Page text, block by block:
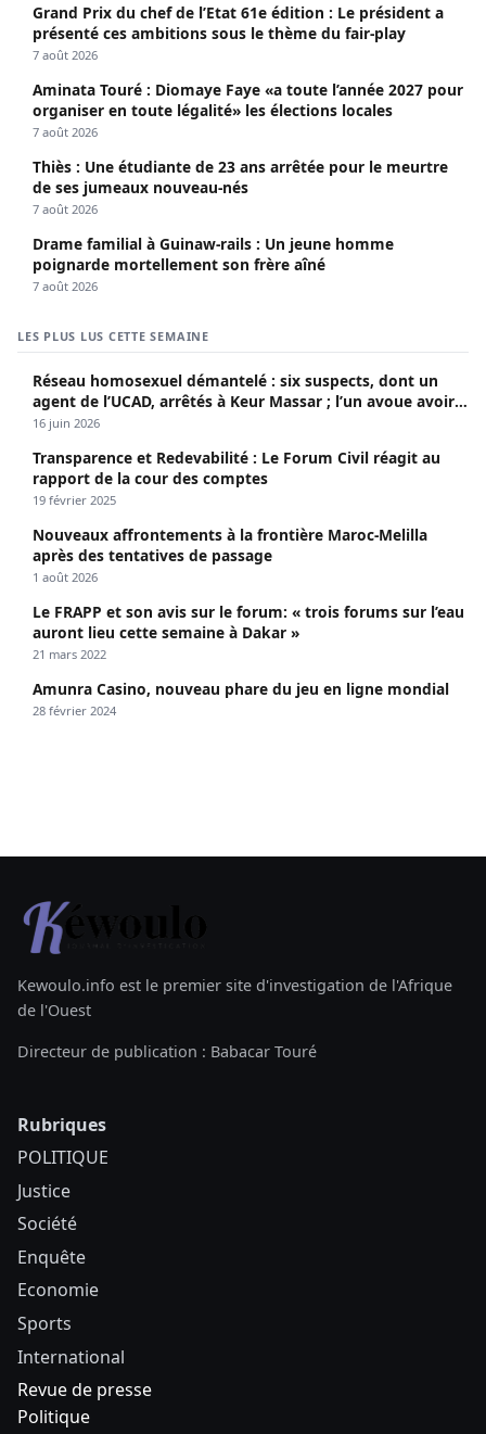
Grand Prix du chef de l’Etat 61e édition : Le président a
présenté ces ambitions sous le thème du fair-play
7 août 2026
Aminata Touré : Diomaye Faye «a toute l’année 2027 pour
organiser en toute légalité» les élections locales
7 août 2026
Thiès : Une étudiante de 23 ans arrêtée pour le meurtre
de ses jumeaux nouveau-nés
7 août 2026
Drame familial à Guinaw-rails : Un jeune homme
poignarde mortellement son frère aîné
7 août 2026
LES PLUS LUS CETTE SEMAINE
Réseau homosexuel démantelé : six suspects, dont un
agent de l’UCAD, arrêtés à Keur Massar ; l’un avoue avoir
propagé le VIH depuis 2018
16 juin 2026
Transparence et Redevabilité : Le Forum Civil réagit au
rapport de la cour des comptes
19 février 2025
Nouveaux affrontements à la frontière Maroc-Melilla
après des tentatives de passage
1 août 2026
Le FRAPP et son avis sur le forum: « trois forums sur l’eau
auront lieu cette semaine à Dakar »
21 mars 2022
Amunra Casino, nouveau phare du jeu en ligne mondial
28 février 2024
Kewoulo.info est le premier site d'investigation de l'Afrique
de l'Ouest
Directeur de publication : Babacar Touré
Rubriques
POLITIQUE
Justice
Société
Enquête
Economie
Sports
International
Revue de presse
Politique